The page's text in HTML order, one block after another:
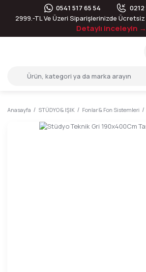
0541 517 65 54
2999.-TL Ve Üzeri Siparişlerinizde
Detaylı inceleyin →
Anasayfa STÜDYO & IŞIK Fonlar & Fon Sistemleri